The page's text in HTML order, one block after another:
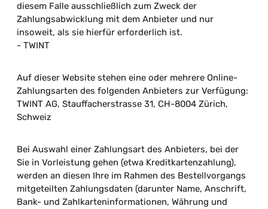
diesem Falle ausschließlich zum Zweck der
Zahlungsabwicklung mit dem Anbieter und nur
insoweit, als sie hierfür erforderlich ist.
- TWINT
Auf dieser Website stehen eine oder mehrere Online-
Zahlungsarten des folgenden Anbieters zur Verfügung:
TWINT AG, Stauffacherstrasse 31, CH-8004 Zürich,
Schweiz
Bei Auswahl einer Zahlungsart des Anbieters, bei der
Sie in Vorleistung gehen (etwa Kreditkartenzahlung),
werden an diesen Ihre im Rahmen des Bestellvorgangs
mitgeteilten Zahlungsdaten (darunter Name, Anschrift,
Bank- und Zahlkarteninformationen, Währung und